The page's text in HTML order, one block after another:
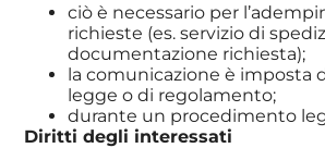
ciò è necessario per
richieste (es. servizio di
documentazione richiesta);
la comunicazione è imposta
legge o di regolamento;
durante un procedimento
Diritti degli interessati